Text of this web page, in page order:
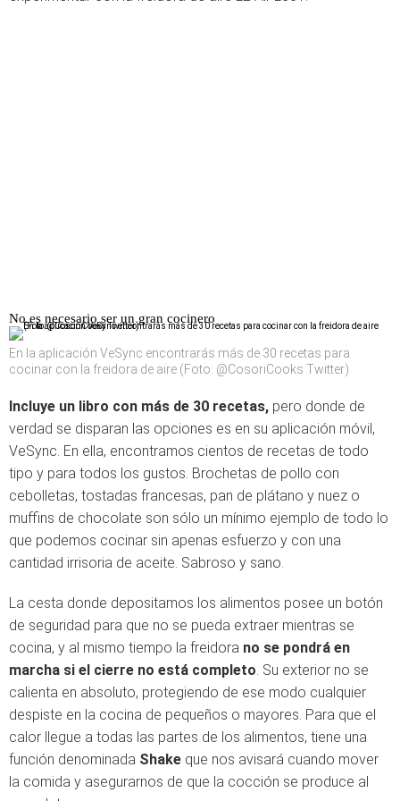
No es necesario ser un gran cocinero
En la aplicación VeSync encontrarás más de 30 recetas para
cocinar con la freidora de aire (Foto: @CosoriCooks Twitter)
Incluye un libro con más de 30 recetas, pero donde de
verdad se disparan las opciones es en su aplicación móvil,
VeSync. En ella, encontramos cientos de recetas de todo
tipo y para todos los gustos. Brochetas de pollo con
cebolletas, tostadas francesas, pan de plátano y nuez o
muffins de chocolate son sólo un mínimo ejemplo de todo lo
que podemos cocinar sin apenas esfuerzo y con una
cantidad irrisoria de aceite. Sabroso y sano.
La cesta donde depositamos los alimentos posee un botón
de seguridad para que no se pueda extraer mientras se
cocina, y al mismo tiempo la freidora no se pondrá en
marcha si el cierre no está completo. Su exterior no se
calienta en absoluto, protegiendo de ese modo cualquier
despiste en la cocina de pequeños o mayores. Para que el
calor llegue a todas las partes de los alimentos, tiene una
función denominada Shake que nos avisará cuando mover
la comida y asegurarnos de que la cocción se produce al